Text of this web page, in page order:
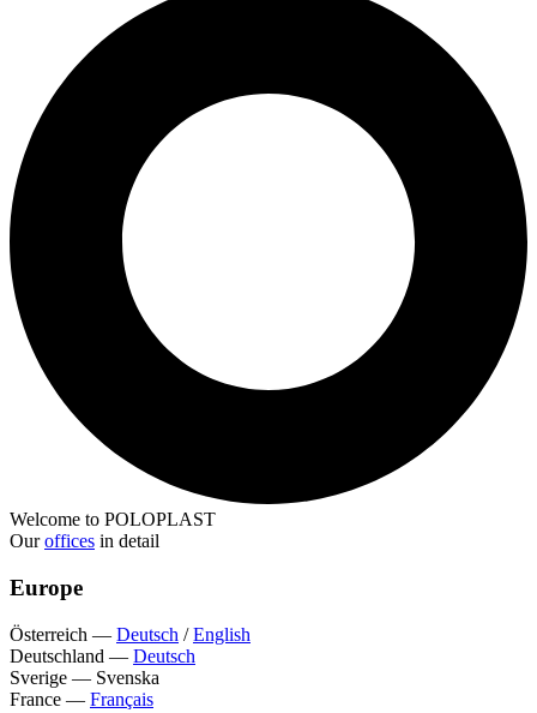
Welcome to POLOPLAST
Ouroffices in detail
Europe
Österreich — Deutsch /English
Deutschland — Deutsch
Sverige — Svenska
France — Français